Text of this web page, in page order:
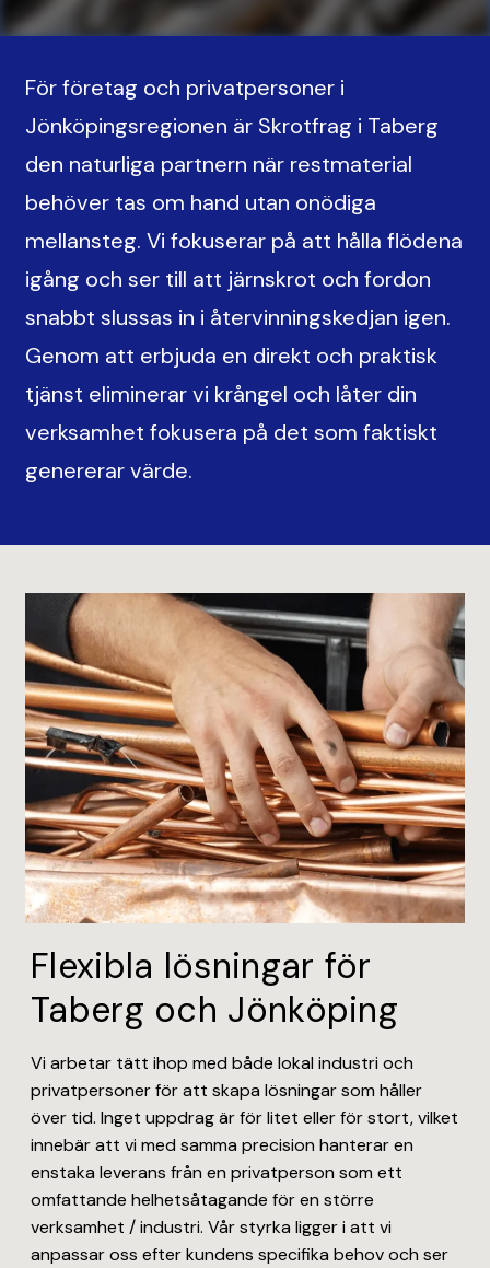
För företag och privatpersoner i
Jönköpingsregionen är Skrotfrag i Taberg
den naturliga partnern när restmaterial
behöver tas om hand utan onödiga
mellansteg. Vi fokuserar på att hålla flödena
igång och ser till att järnskrot och fordon
snabbt slussas in i återvinningskedjan igen.
Genom att erbjuda en direkt och praktisk
tjänst eliminerar vi krångel och låter din
verksamhet fokusera på det som faktiskt
genererar värde.
Flexibla lösningar för
Taberg och Jönköping
Vi arbetar tätt ihop med både lokal industri och
privatpersoner för att skapa lösningar som håller
över tid. Inget uppdrag är för litet eller för stort, vilket
innebär att vi med samma precision hanterar en
enstaka leverans från en privatperson som ett
omfattande helhetsåtagande för en större
verksamhet / industri. Vår styrka ligger i att vi
anpassar oss efter kundens specifika behov och ser